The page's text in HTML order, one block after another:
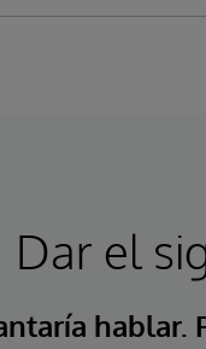
Dar el
hablar.